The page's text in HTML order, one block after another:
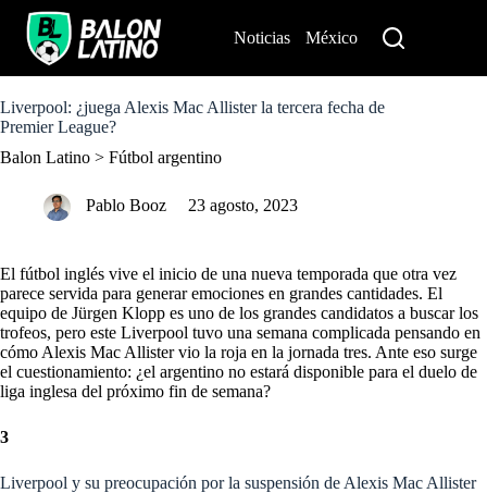
o
c
n
Noticias México
Liverpool: ¿juega Alexis Mac Allister la tercera fecha de
Premier League?
Balon Latino > Fútbol argentino
Pablo Booz 23 agosto, 2023
El fútbol inglés vive el inicio de una nueva temporada que otra vez
parece servida para generar emociones en grandes cantidades. El
equipo de Jürgen Klopp es uno de los grandes candidatos a buscar los
trofeos, pero este Liverpool tuvo una semana complicada pensando en
cómo Alexis Mac Allister vio la roja en la jornada tres. Ante eso surge
el cuestionamiento: ¿el argentino no estará disponible para el duelo de
liga inglesa del próximo fin de semana?
3
Liverpool y su preocupación por la suspensión de Alexis Mac Allister